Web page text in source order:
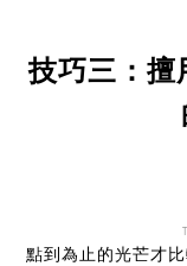
技巧三： 擅
點到為止的光芒才